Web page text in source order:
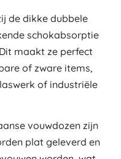
de dikke dubbele
schokabsorptie
maakt ze perfect
of zware items,
of industriële
vouwdozen zijn
plat geleverd en